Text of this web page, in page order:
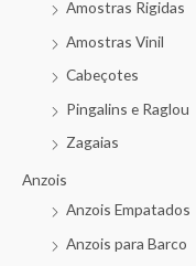
Amostras Rigidas
Amostras Vinil
Cabeçotes
Pingalins e Raglou
Zagaias
Anzois
Anzois Empatados
Anzois para Barco